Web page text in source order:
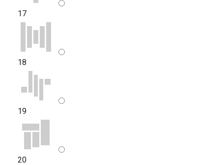
17
18
19
20